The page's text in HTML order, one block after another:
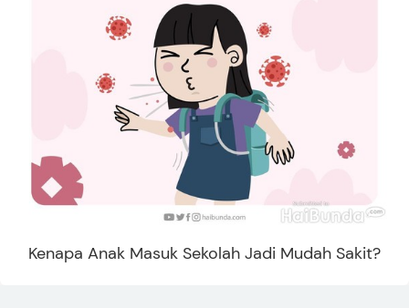
Kenapa Anak Masuk Sekolah Jadi Mudah Sakit?